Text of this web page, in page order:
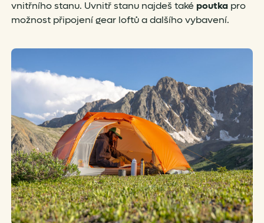
vnitřního stanu. Uvnitř stanu najdeš také poutkapro
možnost připojení gear loftů a dalšího vybavení.